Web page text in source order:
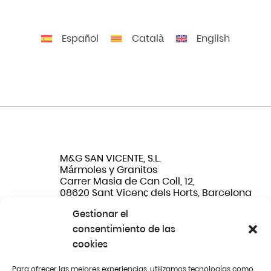
Gestionar el
consentimiento de las
cookies
Para ofrecer las mejores experiencias, utilizamos tecnologías como
M&G SAN VICENTE, S.L.
Mármoles y Granitos
Carrer Masia de Can Coll, 12,
08620 Sant Vicenç dels Horts, Barcelona
Tel. (+34) 647 467 033
Español Català English